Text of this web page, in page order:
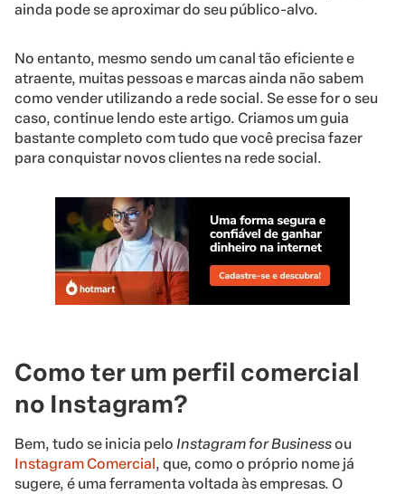
ainda pode se aproximar do seu público-alvo.
No entanto, mesmo sendo um canal tão eficiente e
atraente, muitas pessoas e marcas ainda não sabem
como vender utilizando a rede social. Se esse for o seu
caso, continue lendo este artigo. Criamos um guia
bastante completo com tudo que você precisa fazer
para conquistar novos clientes na rede social.
Como ter um perfil comercial
no Instagram?
Bem, tudo se inicia pelo Instagram for Businessou
Instagram Comercial , que, como o próprio nome já
sugere, é uma ferramenta voltada às empresas. O